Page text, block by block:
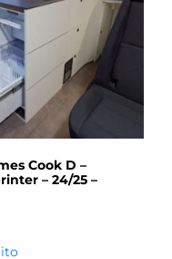
Cook D –
– 24/25 –